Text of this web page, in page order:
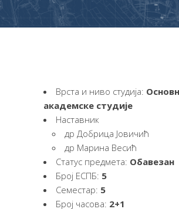
Врста и ниво студија:
академске студије
Наставник
др Добрица Јовичић
др Марина Весић
Статус предмета: Обавезан
Број ЕСПБ: 5
Семестар: 5
Број часова: 2+1